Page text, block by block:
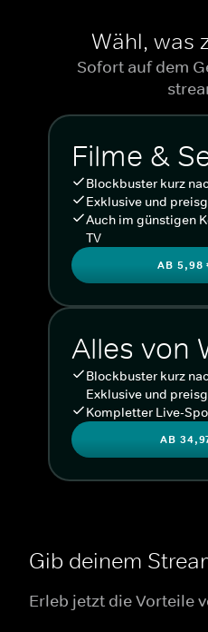
Wähl, was
Sofort auf dem
Filme &
Blockbuster kurz
Exklusive und
Auch im günstigen
TV
AB 5,98
Alles von
Blockbuster kurz
Exklusive und
Kompletter Live-
AB
Gib deinem
Erleb jetzt die Vorteile